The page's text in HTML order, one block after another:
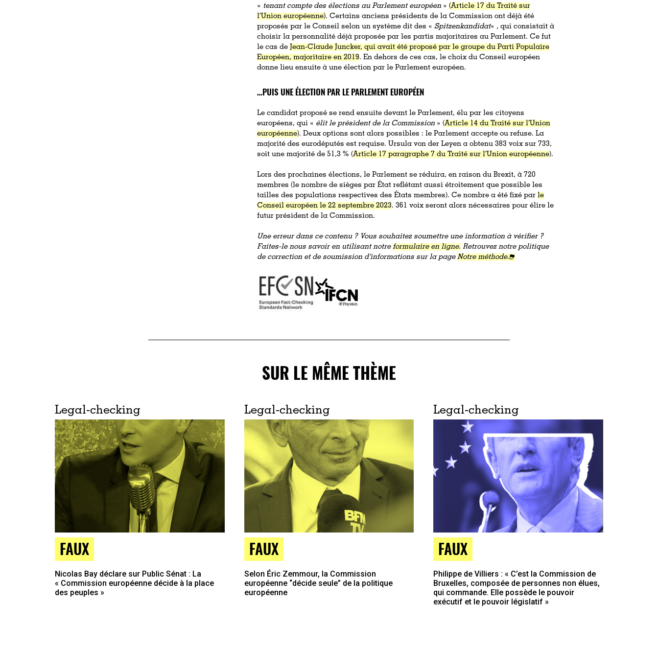
« tenant compte des élections au Parlement européen »(Article 17 du Traité sur
l’Union européenne). Certains anciens présidents de la Commission ont déjà été
proposés par le Conseil selon un système dit des «Spitzenkandidat« , qui consistait à
choisir la personnalité déjà proposée par les partis majoritaires au Parlement. Ce fut
le cas de Jean-Claude Juncker, qui avait été proposé par le groupe du Parti Populaire
Européen, majoritaire en 2019. En dehors de ces cas, le choix du Conseil européen
donne lieu ensuite à une élection par le Parlement européen.
…PUIS UNE ÉLECTION PAR LE PARLEMENT EUROPÉEN
Le candidat proposé se rend ensuite devant le Parlement, élu par les citoyens
européens, qui « élit le président de la Commission » (Article 14 du Traité sur l’Union
européenne). Deux options sont alors possibles : le Parlement accepte ou refuse. La
majorité des eurodéputés est requise. Ursula von der Leyen a obtenu 383 voix sur 733,
soit une majorité de 51,3 % (Article 17 paragraphe 7 du Traité sur l’Union européenne).
Lors des prochaines élections, le Parlement se réduira, en raison du Brexit, à 720
membres (le nombre de sièges par État reflétant aussi étroitement que possible les
tailles des populations respectives des États membres). Ce nombre a été fixé parle
Conseil européen le 22 septembre 2023. 361 voix seront alors nécessaires pour élire le
futur président de la Commission.
Une erreur dans ce contenu ? Vous souhaitez soumettre une information à vérifier ?
Faites-le nous savoir en utilisant notreformulaire en ligne. Retrouvez notre politique
de correction et de soumission d'informations sur la pageNotre méthode.
SUR LE MÊME THÈME
Legal-checking
FAUX
Nicolas Bay déclare sur Public Sénat : La
« Commission européenne décide à la place
des peuples »
Legal-checking
FAUX
Selon Éric Zemmour, la Commission
européenne “décide seule” de la politique
européenne
Legal-checking
FAUX
Philippe de Villiers : « C’est la Commission de
Bruxelles, composée de personnes non élues,
qui commande. Elle possède le pouvoir
exécutif et le pouvoir législatif »